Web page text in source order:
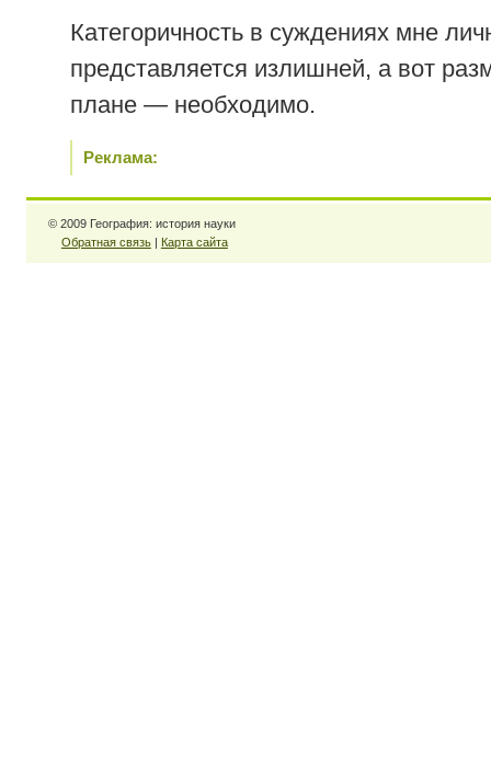
Категоричность в суждениях мне
представляется излишней, а вот
плане — необходимо.
Реклама:
© 2009 География: история науки
Обратная связь| Карта сайта